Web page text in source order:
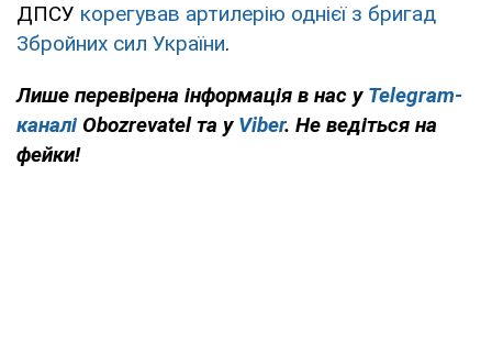
ДПСУ корегував артилерію однієї з бригад
Збройних сил України.
Лише перевірена інформація в нас у Telegram-
каналі Obozrevatel та у Viber. Не ведіться на
фейки!